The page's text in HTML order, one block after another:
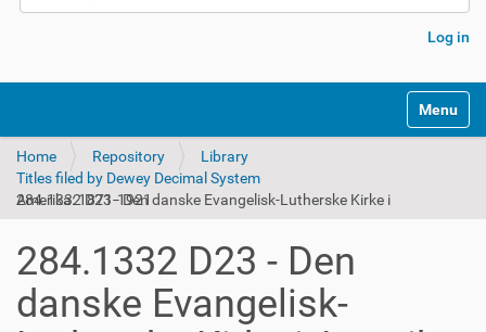
Log in
Toggle
Home Repository
Library
Titles filed by Dewey Decimal System
284.1332 D23 - Den danske Evangelisk-Lutherske Kirke i Amerika: 1871-1921
284.1332 D23 - Den
danske Evangelisk-